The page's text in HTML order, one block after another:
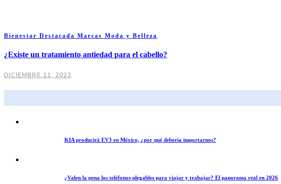
Bienestar Destacada Marcas Moda y Belleza
¿Existe un tratamiento antiedad para el cabello?
DICIEMBRE 11, 2023
KIA producirá EV3 en México, ¿por qué debería importarnos?
¿Valen la pena los teléfonos plegables para viajar y trabajar? El panorama real en 2026